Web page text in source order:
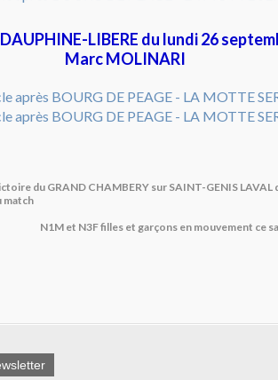
LIBERE du lundi 26
du GRAND CHAMBERY sur SAINT-GENIS
match
N1M et N3F filles et garçons en mouvement ce